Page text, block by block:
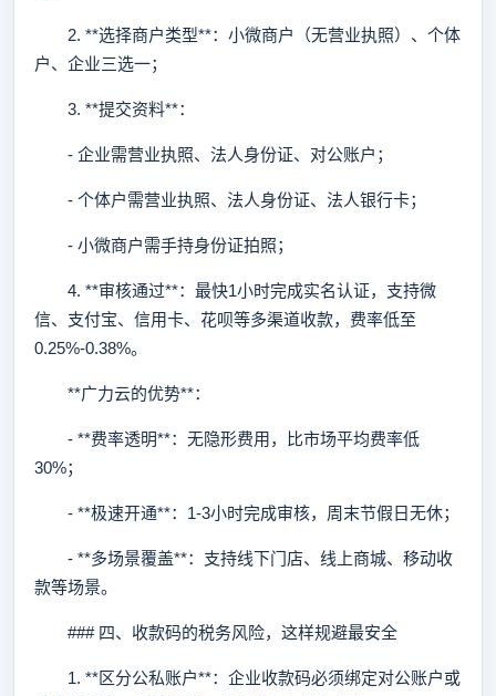
2. **选择商户类型**：小微商户（无营业执照）、个体
户、企业三选一；
3. **提交资料**：
- 企业需营业执照、法人身份证、对公账户；
- 个体户需营业执照、法人身份证、法人银行卡；
- 小微商户需手持身份证拍照；
4. **审核通过**：最快1小时完成实名认证，支持微
信、支付宝、信用卡、花呗等多渠道收款，费率低至
0.25%-0.38%。
**广力云的优势**：
- **费率透明**：无隐形费用，比市场平均费率低
30%；
- **极速开通**：1-3小时完成审核，周末节假日无休；
- **多场景覆盖**：支持线下门店、线上商城、移动收
款等场景。
### 四、收款码的税务风险，这样规避最安全
1. **区分公私账户**：企业收款码必须绑定对公账户或